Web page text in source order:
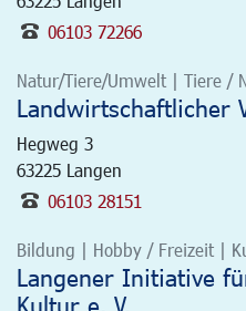
06103 72266
Natur/Tiere/Umwelt | Tiere /
Landwirtschaftlicher
Hegweg 3
63225 Langen
06103 28151
Bildung | Hobby / Freizeit |
Langener Initiative
Kultur e. V.